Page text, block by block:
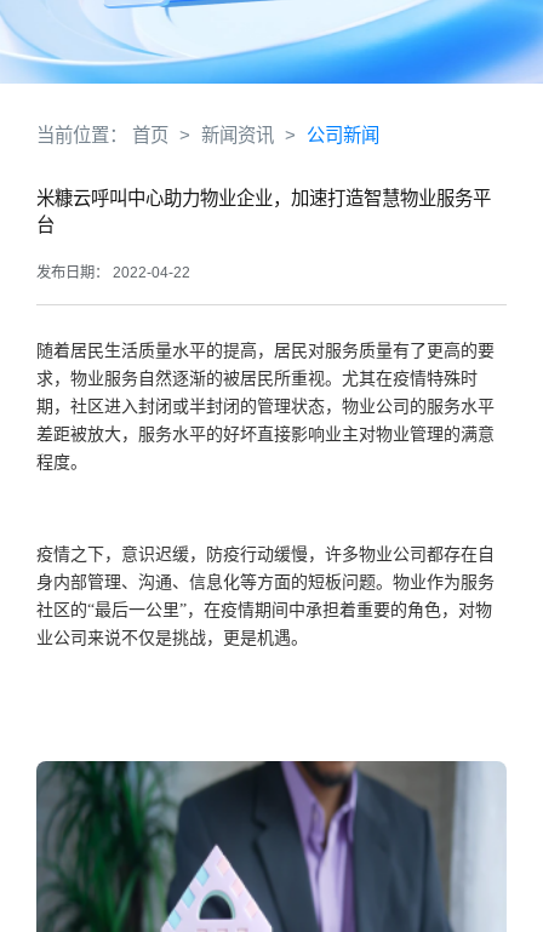
当前位置： 首页 > 新闻资讯 > 公司新闻
米糠云呼叫中心助力物业企业，加速打造智慧物业服务平
台
发布日期： 2022-04-22
随着居民生活质量水平的提高，居民对服务质量有了更高的要
求，物业服务自然逐渐的被居民所重视。尤其在疫情特殊时
期，社区进入封闭或半封闭的管理状态，物业公司的服务水平
差距被放大，服务水平的好坏直接影响业主对物业管理的满意
程度。
疫情之下，意识迟缓，防疫行动缓慢，许多物业公司都存在自
身内部管理、沟通、信息化等方面的短板问题。物业作为服务
社区的“最后一公里”，在疫情期间中承担着重要的角色，对物
业公司来说不仅是挑战，更是机遇。